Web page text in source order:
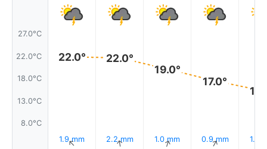
27.0°C
22.0°C
18.0°C
13.0°C
8.0°C
22.0°
1.9 mm
↑
22.0°
2.2 mm
↑
19.0°
1.0 mm
↑
17.0°
0.9 mm
↑ 1.3